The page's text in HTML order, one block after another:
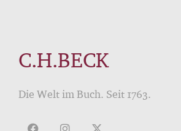
C.H.BECK
Die Welt im Buch. Seit 1763.